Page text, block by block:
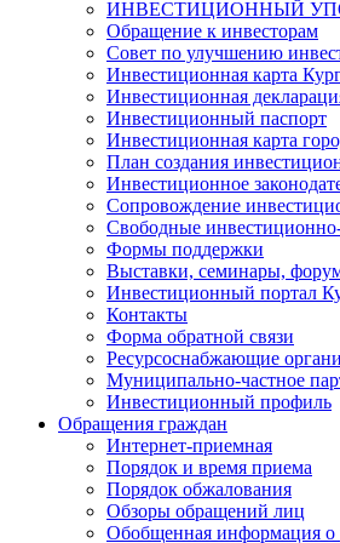
ИНВЕСТИЦИОННЫЙ
Обращение к инвесторам
Совет по улучшению
Инвестиционная карта
Инвестиционная
Инвестиционный паспорт
Инвестиционная карта
План создания
Инвестиционное
Сопровождение
Свободные
Формы поддержки
Выставки, семинары,
Инвестиционный портал
Контакты
Форма обратной связи
Ресурсоснабжающие
Муниципально-частное
Инвестиционный профиль
Обращения граждан
Интернет-приемная
Порядок и время приема
Порядок обжалования
Обзоры обращений лиц
Обобщенная информация о